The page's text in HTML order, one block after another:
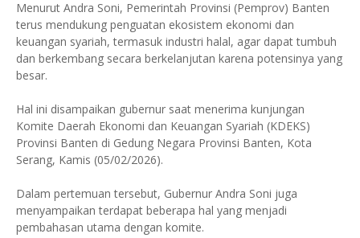
Menurut Andra Soni, Pemerintah Provinsi (Pemprov) Banten
terus mendukung penguatan ekosistem ekonomi dan
keuangan syariah, termasuk industri halal, agar dapat tumbuh
dan berkembang secara berkelanjutan karena potensinya yang
besar.
Hal ini disampaikan gubernur saat menerima kunjungan
Komite Daerah Ekonomi dan Keuangan Syariah (KDEKS)
Provinsi Banten di Gedung Negara Provinsi Banten, Kota
Serang, Kamis (05/02/2026).
Dalam pertemuan tersebut, Gubernur Andra Soni juga
menyampaikan terdapat beberapa hal yang menjadi
pembahasan utama dengan komite.